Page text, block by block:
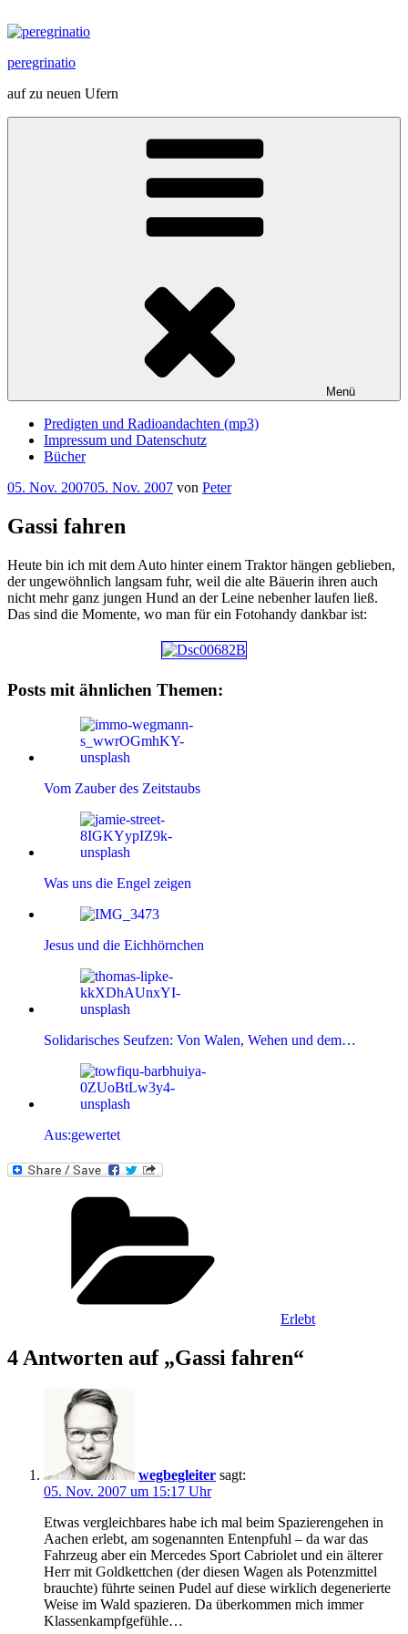
Inhalt
peregrinatio
auf zu neuen Ufern
Menü
Predigten und Radioandachten (mp3)
Impressum und Datenschutz
Bücher
Veröffentlicht
05. Nov. 200705. Nov. 2007 von Peter
Gassi fahren
Heute bin ich mit dem Auto hinter einem Traktor hängen geblieben,
der ungewöhnlich langsam fuhr, weil die alte Bäuerin ihren auch
nicht mehr ganz jungen Hund an der Leine nebenher laufen ließ.
Das sind die Momente, wo man für ein Fotohandy dankbar ist:
Posts mit ähnlichen Themen:
Vom Zauber des Zeitstaubs
Was uns die Engel zeigen
Jesus und die Eichhörnchen
Solidarisches Seufzen: Von Walen, Wehen und dem…
Aus:gewertet
Erlebt
4 Antworten auf „Gassi fahren“
wegbegleiter sagt:
05. Nov. 2007 um 15:17 Uhr
Etwas vergleichbares habe ich mal beim Spazierengehen in
Aachen erlebt, am sogenannten Entenpfuhl – da war das
Fahrzeug aber ein Mercedes Sport Cabriolet und ein älterer
Herr mit Goldkettchen (der diesen Wagen als Potenzmittel
brauchte) führte seinen Pudel auf diese wirklich degenerierte
Weise im Wald spazieren. Da überkommen mich immer
Klassenkampfgefühle…